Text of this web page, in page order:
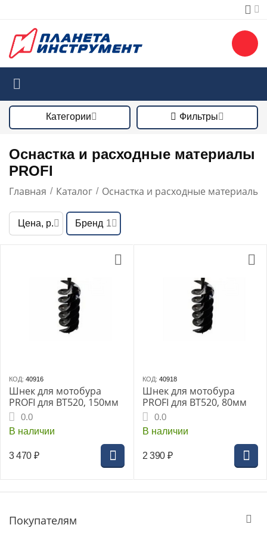
Категории Фильтры
Оснастка и расходные материалы
PROFI
Главная / Каталог / Оснастка и расходные материалы
Цена, р. Бренд 1
КОД: 40916
Шнек для мотобура
PROFI для ВТ520, 150мм
0.0
В наличии
3 470 ₽
КОД: 40918
Шнек для мотобура
PROFI для ВТ520, 80мм
0.0
В наличии
2 390 ₽
Покупателям